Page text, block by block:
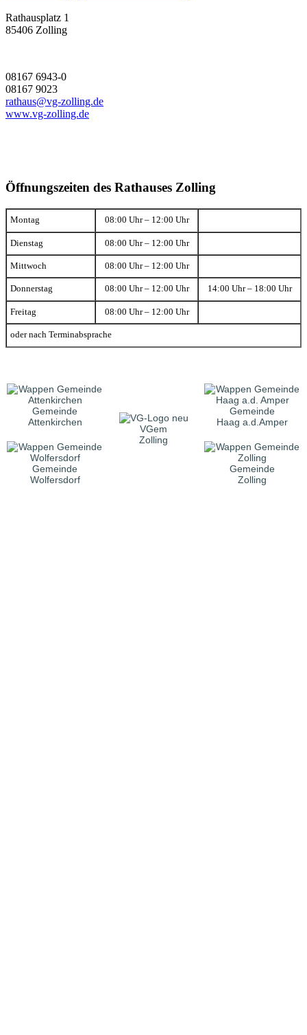
Rathausplatz 1
85406 Zolling
08167 6943-0
08167 9023
rathaus@vg-zolling.de
www.vg-zolling.de
Öffnungszeiten des Rathauses Zolling
Montag 08:00 Uhr – 12:00 Uhr
Dienstag 08:00 Uhr – 12:00 Uhr
Mittwoch 08:00 Uhr – 12:00 Uhr
Donnerstag 08:00 Uhr – 12:00 Uhr 14:00 Uhr – 18:00 Uhr
Freitag 08:00 Uhr – 12:00 Uhr
oder nach Terminabsprache
Gemeinde
Attenkirchen
VGem
Zolling
Gemeinde
Haag a.d.Amper
Gemeinde
Wolfersdorf
Gemeinde
Zolling